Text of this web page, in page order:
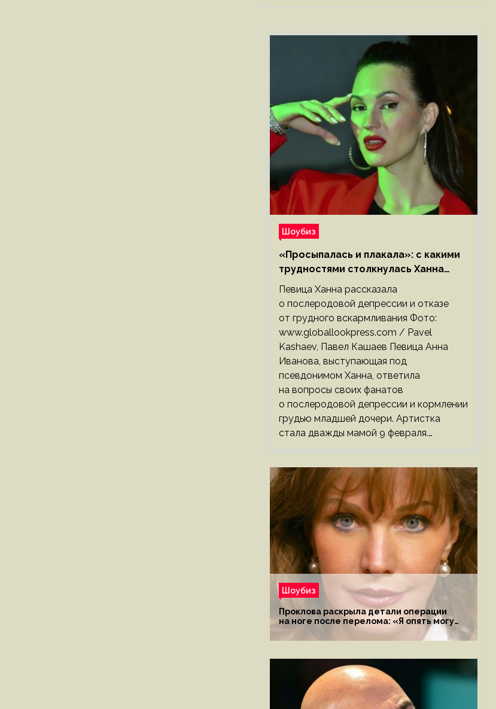
Шоубиз
«Просыпалась и плакала»: с какими
трудностями столкнулась Ханна
после родов
Певица Ханна рассказала
о послеродовой депрессии и отказе
от грудного вскармливания Фото:
www.globallookpress.com / Pavel
Kashaev, Павел Кашаев Певица Анна
Иванова, выступающая под
псевдонимом Ханна, ответила
на вопросы своих фанатов
о послеродовой депрессии и кормлении
грудью младшей дочери. Артистка
стала дважды мамой 9 февраля.…
Шоубиз
Проклова раскрыла детали операции
на ноге после перелома: «Я опять могу
ходить»